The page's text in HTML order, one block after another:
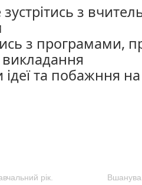
з
з програмами,
ідеї та побажння
рік.